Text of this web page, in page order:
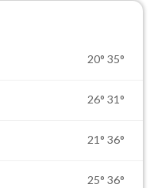
20° 35°
26° 31°
21° 36°
25° 36°